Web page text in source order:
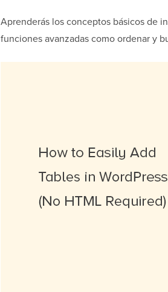
Aprenderás los conceptos básicos de
funciones avanzadas como ordenar y